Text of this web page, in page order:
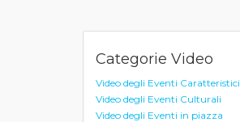
Categorie Video
Video degli Eventi Caratteristici
Video degli Eventi Culturali
Video degli Eventi in piazza